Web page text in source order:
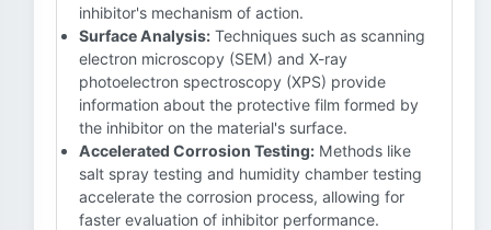
inhibitor's mechanism of action.
Surface Analysis: Techniques such as scanning
electron microscopy (SEM) and X-ray
photoelectron spectroscopy (XPS) provide
information about the protective film formed by
the inhibitor on the material's surface.
Accelerated Corrosion Testing: Methods like
salt spray testing and humidity chamber testing
accelerate the corrosion process, allowing for
faster evaluation of inhibitor performance.